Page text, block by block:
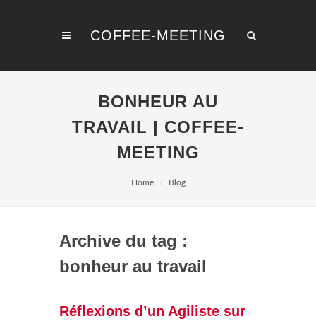
COFFEE-MEETING
BONHEUR AU
TRAVAIL | COFFEE-
MEETING
Home Blog
Archive du tag :
bonheur au travail
Réflexions d’un Agiliste sur